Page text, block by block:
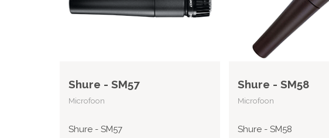
Shure - SM57
Microfoon
Shure - SM57
Shure - SM58
Microfoon
Shure - SM58